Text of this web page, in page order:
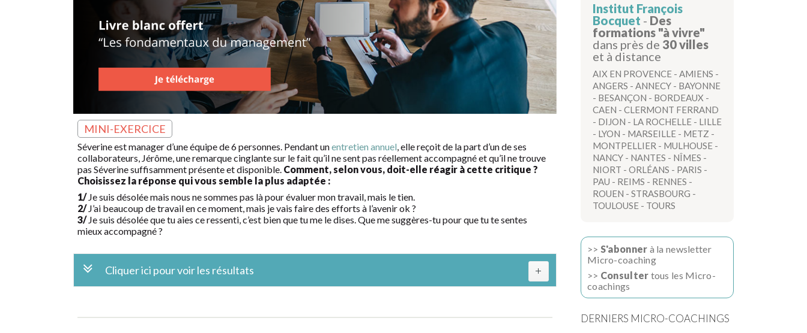
MINI-EXERCICE
Séverine est manager d’une équipe de 6 personnes. Pendant unentretien annuel, elle reçoit de la part d’un de ses
collaborateurs, Jérôme, une remarque cinglante sur le fait qu’il ne sent pas réellement accompagné et qu’il ne trouve
pas Séverine suffisamment présente et disponible. Comment, selon vous, doit-elle réagir à cette critique ?
Choisissez la réponse qui vous semble la plus adaptée :
1/Je suis désolée mais nous ne sommes pas là pour évaluer mon travail, mais le tien.
2/J’ai beaucoup de travail en ce moment, mais je vais faire des efforts à l’avenir ok ?
3/Je suis désolée que tu aies ce ressenti, c’est bien que tu me le dises. Que me suggères-tu pour que tu te sentes
mieux accompagné ?
Cliquer ici pour voir les résultats
Institut François
Bocquet - Des
formations "à vivre"
dans près de 30 villes
et à distance
AIX EN PROVENCE - AMIENS -
ANGERS - ANNECY - BAYONNE
- BESANÇON - BORDEAUX -
CAEN - CLERMONT FERRAND
- DIJON - LA ROCHELLE - LILLE
- LYON - MARSEILLE - METZ -
MONTPELLIER - MULHOUSE -
NANCY - NANTES - NÎMES -
NIORT - ORLÉANS - PARIS -
PAU - REIMS - RENNES -
ROUEN - STRASBOURG -
TOULOUSE - TOURS
>> S'abonner à la newsletter
Micro-coaching
>> Consulter tous les Micro-
coachings
DERNIERS MICRO-COACHINGS